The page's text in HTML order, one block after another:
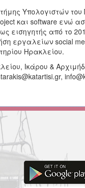
Υπολογιστών του
και software ενώ
εισηγητής από το
εργαλείων social
Ηρακλείου.
Ικάρου &